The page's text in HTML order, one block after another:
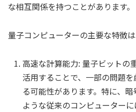
な相互関係を持つことがあります。
量子コンピューターの主要な特徴
高速な計算能力: 量子ビットの
活用することで、一部の問題
る可能性があります。特に、
ような従来のコンピューター